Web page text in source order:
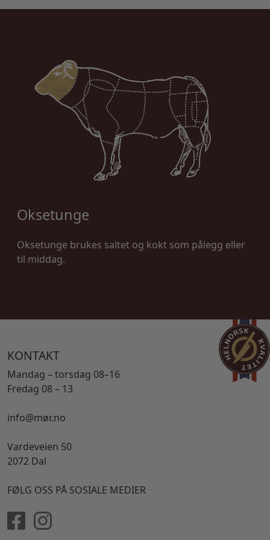
Oksetunge
Oksetunge brukes saltet og kokt som pålegg eller
til middag.
KONTAKT
Mandag – torsdag 08–16
Fredag 08 – 13
info@mør.no
Vardeveien 50
2072 Dal
FØLG OSS PÅ SOSIALE MEDIER